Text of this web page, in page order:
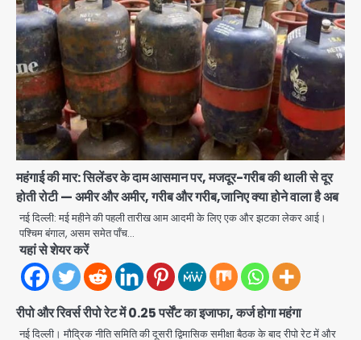
महंगाई की मार: सिलेंडर के दाम आसमान पर, मजदूर-गरीब की थाली से दूर
होती रोटी — अमीर और अमीर, गरीब और गरीब,जानिए क्या होने वाला है अब
नई दिल्ली: मई महीने की पहली तारीख आम आदमी के लिए एक और झटका लेकर आई।
पश्चिम बंगाल, असम समेत पाँच…
यहां से शेयर करें
रीपो और रिवर्स रीपो रेट में 0.25 पर्सेंट का इजाफा, कर्ज होगा महंगा
नई दिल्ली। मौद्रिक नीति समिति की दूसरी द्विमासिक समीक्षा बैठक के बाद रीपो रेट में और